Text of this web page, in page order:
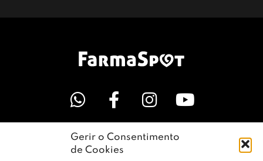
Gerir o Consentimento
de Cookies
LINKS ÚTEIS